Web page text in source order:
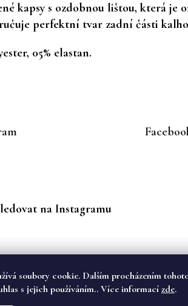
soubory cookie. Dalším procházením
s jejich používáním.. Více informacízde.
kapsy s ozdobnou lištou, která je
perfektní tvar zadní části
05% elastan.
na Instagramu